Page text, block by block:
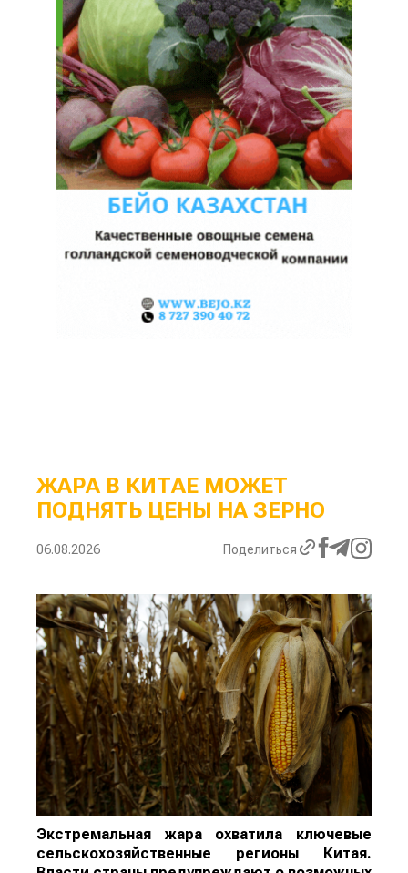
ЖАРА В КИТАЕ МОЖЕТ
ПОДНЯТЬ ЦЕНЫ НА ЗЕРНО
06.08.2026 Поделиться
Экстремальная жара охватила ключевые
сельскохозяйственные регионы Китая.